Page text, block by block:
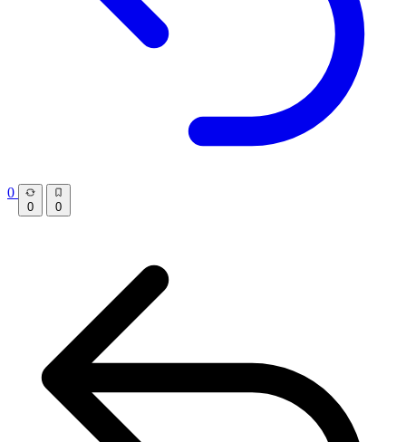
0
0 0